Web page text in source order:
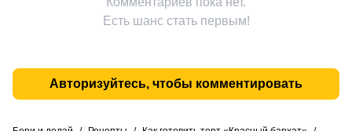
Есть шанс стать первым!
Авторизуйтесь, чтобы комментировать